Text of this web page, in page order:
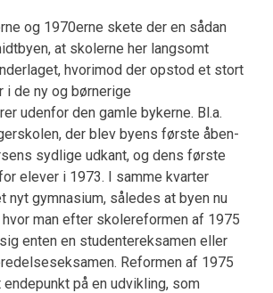
og 1970erne skete der en sådan
at skolerne her langsomt
hvorimod der opstod et stort
i de ny og børnerige
udenfor den gamle bykerne. Bl.a.
der blev byens første åben-
sydlige udkant, og dens første
elever i 1973. I samme kvarter
nyt gymnasium, således at byen nu
man efter skolereformen af 1975
enten en studentereksamen eller
Reformen af 1975
på en udvikling, som